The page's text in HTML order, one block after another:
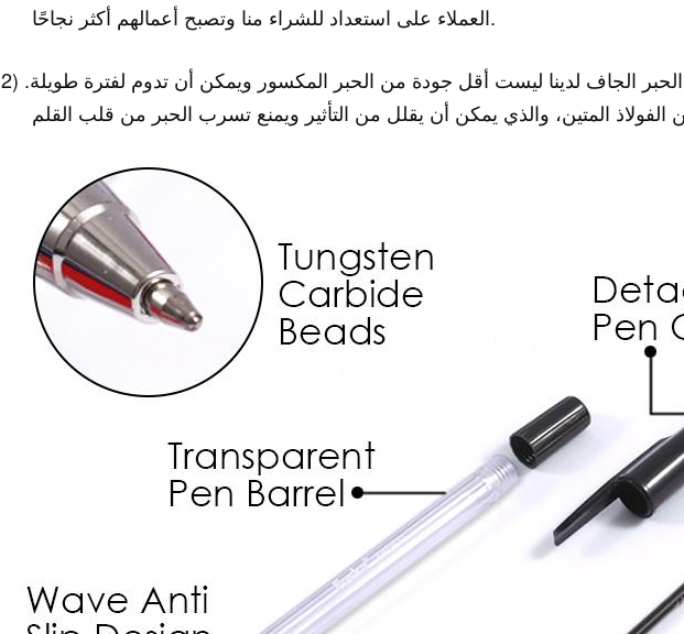
العملاء على استعداد للشراء منا وتصبح أعمالهم أكثر نجاحًا.
2) علاوة على ذلك، فإن أقلام الحبر الجاف لدينا ليست أقل جودة من الحبر المكسور ويمكن أن تدوم لفترة طويلة.